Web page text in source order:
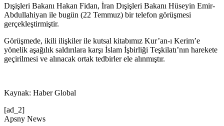
Dışişleri Bakanı Hakan Fidan, İran Dışişleri Bakanı Hüseyin Emir-
Abdullahiyan ile bugün (22 Temmuz) bir telefon görüşmesi
gerçekleştirmiştir.
Görüşmede, ikili ilişkiler ile kutsal kitabımız Kur’an-ı Kerim’e
yönelik aşağılık saldırılara karşı İslam İşbirliği Teşkilatı’nın harekete
geçirilmesi ve alınacak ortak tedbirler ele alınmıştır.
Kaynak: Haber Global
[ad_2]
Apsny News